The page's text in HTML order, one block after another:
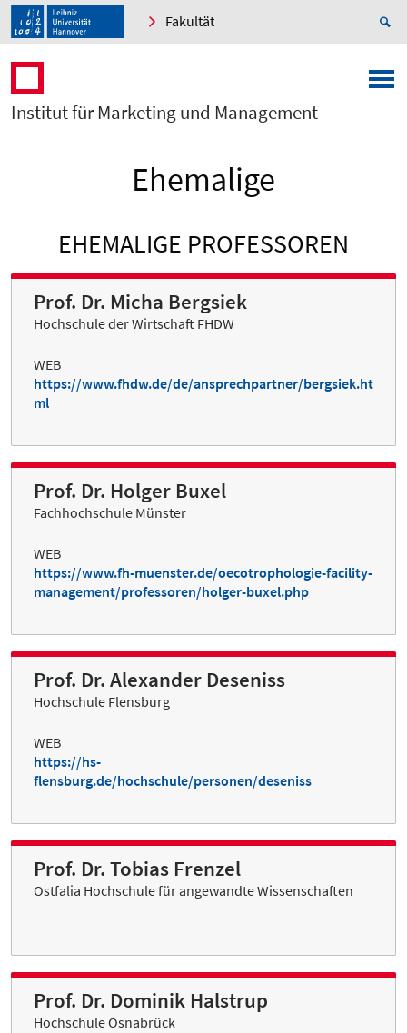
Fakultät
Institut für Marketing und Management
Ehemalige
EHEMALIGE PROFESSOREN
Prof. Dr. Micha Bergsiek
Hochschule der Wirtschaft FHDW
WEB
https://www.fhdw.de/de/ansprechpartner/bergsiek.ht
ml
Prof. Dr. Holger Buxel
Fachhochschule Münster
WEB
https://www.fh-muenster.de/oecotrophologie-facility-
management/professoren/holger-buxel.php
Prof. Dr. Alexander Deseniss
Hochschule Flensburg
WEB
https://hs-
flensburg.de/hochschule/personen/deseniss
Prof. Dr. Tobias Frenzel
Ostfalia Hochschule für angewandte Wissenschaften
Prof. Dr. Dominik Halstrup
Hochschule Osnabrück